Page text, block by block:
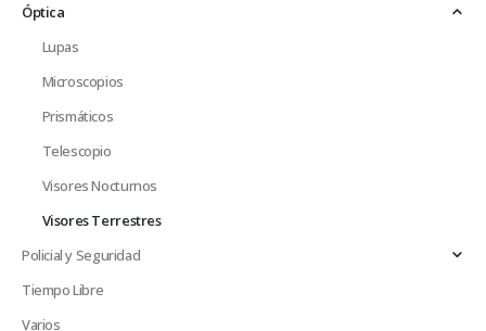
Óptica
Lupas
Microscopios
Prismáticos
Telescopio
Visores Nocturnos
Visores Terrestres
Policial y Seguridad
Tiempo Libre
Varios